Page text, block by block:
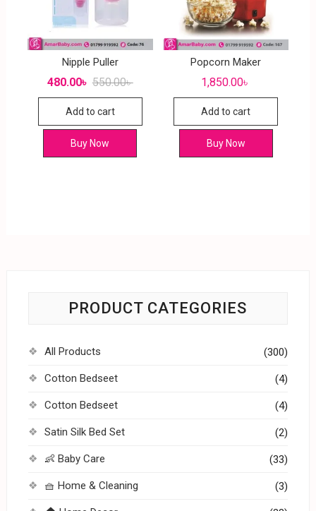
Nipple Puller
550.00৳
480.00৳
Add to cart
Buy Now
Popcorn Maker
1,850.00৳
Add to cart
Buy Now
PRODUCT CATEGORIES
All Products (300)
Cotton Bedseet (4)
Cotton Bedseet (4)
Satin Silk Bed Set (2)
👶 Baby Care (33)
🧺 Home & Cleaning (3)